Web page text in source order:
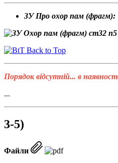
ЗУ Про охор пам (фрагм):
Back to Top
Порядок відсутній... в
...
3-5)
Файли